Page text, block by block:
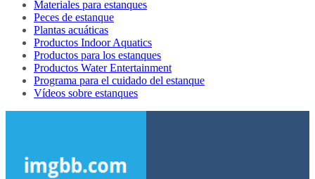
Materiales para estanques
Peces de estanque
Plantas acuáticas
Productos Indoor Aquatics
Productos para los estanques
Productos Water Entertainment
Programa para el cuidado del estanque
Vídeos sobre estanques